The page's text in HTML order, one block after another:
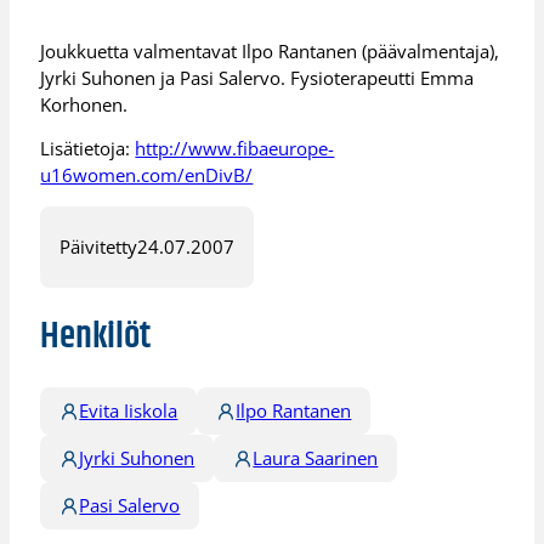
Joukkuetta valmentavat Ilpo Rantanen (päävalmentaja),
Jyrki Suhonen ja Pasi Salervo. Fysioterapeutti Emma
Korhonen.
Lisätietoja: http://www.fibaeurope-
u16women.com/enDivB/
Päivitetty24.07.2007
Henkilöt
Evita Iiskola
Ilpo Rantanen
Jyrki Suhonen
Laura Saarinen
Pasi Salervo